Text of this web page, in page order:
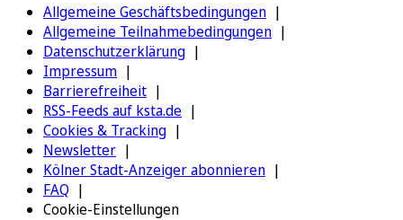
Allgemeine Geschäftsbedingungen
Allgemeine Teilnahmebedingungen
Datenschutzerklärung
Impressum
Barrierefreiheit
RSS-Feeds auf ksta.de
Cookies & Tracking
Newsletter
Kölner Stadt-Anzeiger abonnieren
FAQ
Cookie-Einstellungen